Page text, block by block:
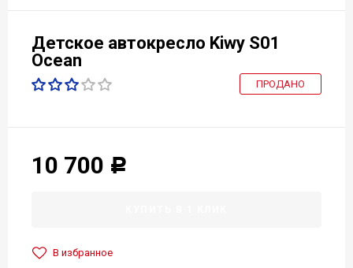
Детское автокресло Kiwy S01
Ocean
ПРОДАНО
10 700 Р
В избранное